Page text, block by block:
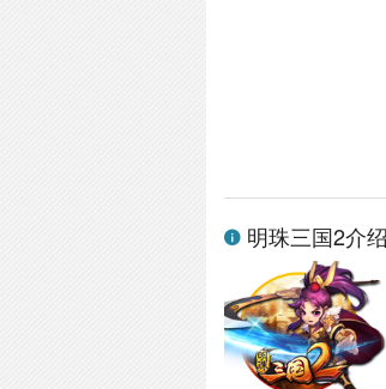
明珠三国2介绍